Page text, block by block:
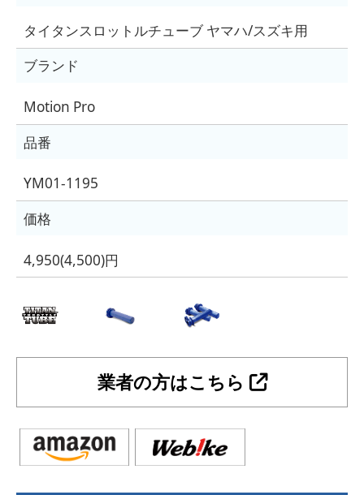
タイタンスロットルチューブ ヤマハ/スズキ用
ブランド
Motion Pro
品番
YM01-1195
価格
4,950(4,500)円
業者の方はこちら